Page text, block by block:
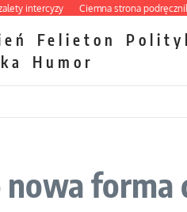
Ciemna strona
Felieton
Humor